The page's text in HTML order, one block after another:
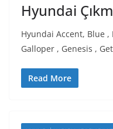
Hyundai
Hyundai Accent, Blue ,
Galloper , Genesis ,
Read More